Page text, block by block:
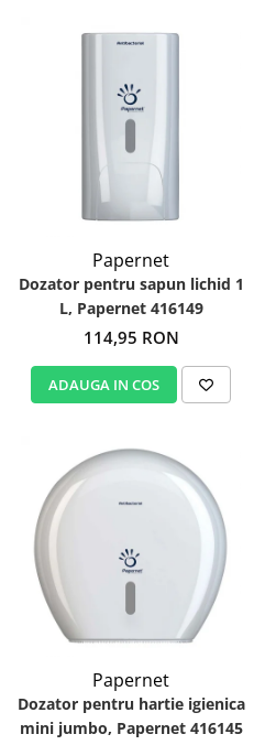
Papernet
Dozator pentru sapun lichid 1
L, Papernet 416149
114,95 RON
ADAUGA IN COS
Papernet
Dozator pentru hartie igienica
mini jumbo, Papernet 416145